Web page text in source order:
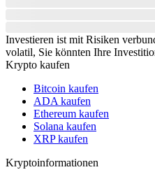
Investieren ist mit Risiken
volatil, Sie könnten Ihre
Krypto kaufen
Bitcoin kaufen
ADA kaufen
Ethereum kaufen
Solana kaufen
XRP kaufen
Kryptoinformationen